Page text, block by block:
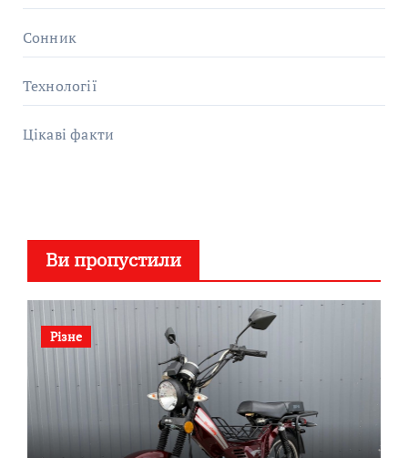
Сонник
Технології
Цікаві факти
Ви пропустили
Різне